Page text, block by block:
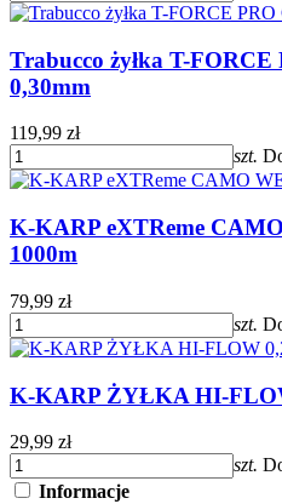
Trabucco żyłka T-FORCE
0,30mm
119,99 zł
szt.
K-KARP eXTReme
1000m
79,99 zł
szt.
K-KARP ŻYŁKA HI-
29,99 zł
szt.
Informacje